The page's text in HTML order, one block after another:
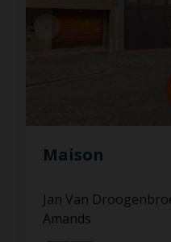
Maison
Jan Van
Amands